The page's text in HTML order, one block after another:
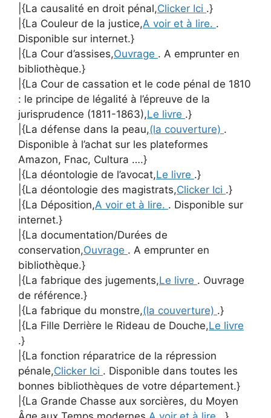
|{La causalité en droit pénal,Clicker Ici .}
|{La Couleur de la justice,A voir et à lire. .
Disponible sur internet.}
|{La Cour d’assises,Ouvrage . A emprunter en
bibliothèque.}
|{La Cour de cassation et le code pénal de 1810
: le principe de légalité à l’épreuve de la
jurisprudence (1811-1863),Le livre .}
|{La défense dans la peau,(la couverture) .
Disponible à l’achat sur les plateformes
Amazon, Fnac, Cultura ….}
|{La déontologie de l’avocat,Le livre .}
|{La déontologie des magistrats,Clicker Ici .}
|{La Déposition,A voir et à lire. . Disponible sur
internet.}
|{La documentation/Durées de
conservation,Ouvrage . A emprunter en
bibliothèque.}
|{La fabrique des jugements,Le livre . Ouvrage
de référence.}
|{La fabrique du monstre,(la couverture) .}
|{La Fille Derrière le Rideau de Douche,Le livre
.}
|{La fonction réparatrice de la répression
pénale,Clicker Ici . Disponible dans toutes les
bonnes bibliothèques de votre département.}
|{La Grande Chasse aux sorcières, du Moyen